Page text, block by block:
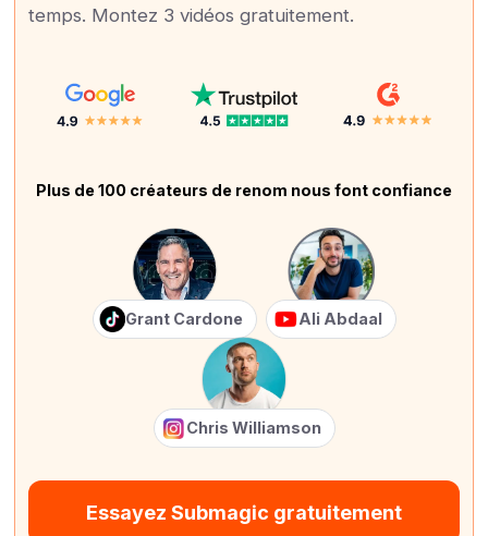
temps. Montez 3 vidéos gratuitement.
Plus de 100 créateurs de renom nous font confiance
Grant Cardone Ali Abdaal
Chris Williamson
Essayez Submagic gratuitement